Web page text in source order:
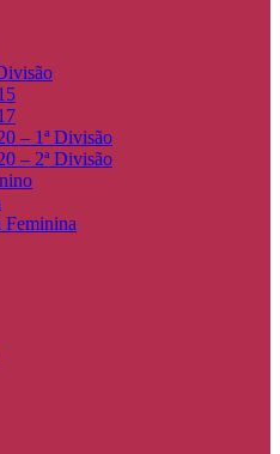
– 1ª Divisão
– 2ª Divisão
Feminina